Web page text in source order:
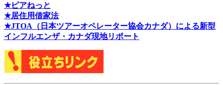
★ピアねっと
★居住用借家法
★JTOA（日本ツアーオペレーター協会カナダ）による新型
インフルエンザ・カナダ現地リポート